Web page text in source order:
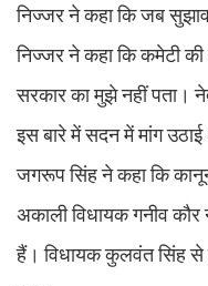
निज्जर ने कहा कि जब
निज्जर ने कहा कि कमेटी
सरकार का मुझे नहीं पता।
इस बारे में सदन में मांग
जगरूप सिंह ने कहा कि
अकाली विधायक गनीव
हैं। विधायक कुलवंत सिंह से